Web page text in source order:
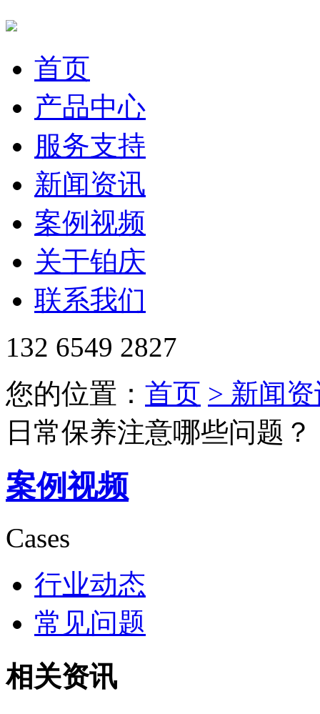
首页
产品中心
服务支持
新闻资讯
案例视频
关于铂庆
联系我们
132 6549 2827
您的位置： 首页 > 新闻
日常保养注意哪些问题？
案例视频
Cases
行业动态
常见问题
相关资讯